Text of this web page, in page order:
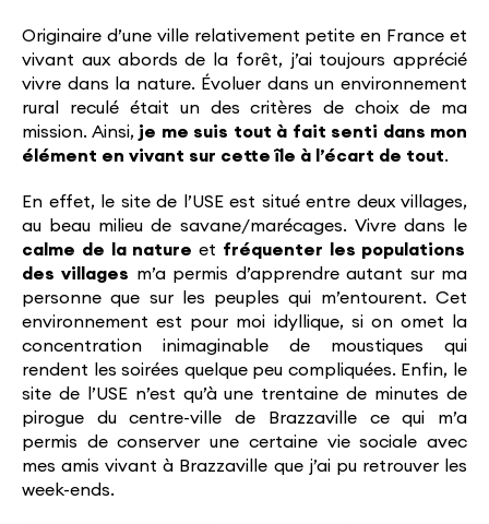
Originaire d’une ville relativement petite en France et
vivant aux abords de la forêt, j’ai toujours apprécié
vivre dans la nature. Évoluer dans un environnement
rural reculé était un des critères de choix de ma
mission. Ainsi, je me suis tout à fait senti dans mon
élément en vivant sur cette île à l’écart de tout.
En effet, le site de l’USE est situé entre deux villages,
au beau milieu de savane/marécages. Vivre dans le
calme de la nature et fréquenter les populations
des villages m’a permis d’apprendre autant sur ma
personne que sur les peuples qui m’entourent. Cet
environnement est pour moi idyllique, si on omet la
concentration inimaginable de moustiques qui
rendent les soirées quelque peu compliquées. Enfin, le
site de l’USE n’est qu’à une trentaine de minutes de
pirogue du centre-ville de Brazzaville ce qui m’a
permis de conserver une certaine vie sociale avec
mes amis vivant à Brazzaville que j’ai pu retrouver les
week-ends.